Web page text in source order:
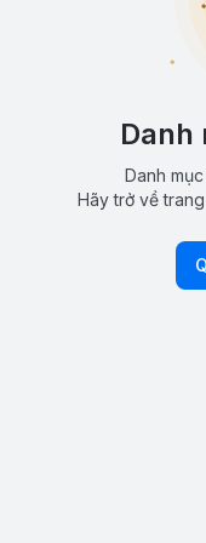
Danh
Danh
Hãy trở về